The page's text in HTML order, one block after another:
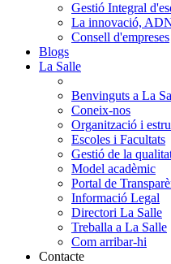
Gestió Integral
La innovació,
Consell d'empreses
Blogs
La Salle
Benvinguts a La
Coneix-nos
Organització i
Escoles i Facultats
Gestió de la
Model acadèmic
Portal de
Informació Legal
Directori La Salle
Treballa a La Salle
Com arribar-hi
Contacte